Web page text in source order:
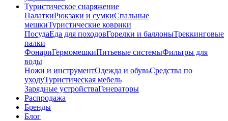
Туристическое снаряжение
ПалаткиРюкзаки и сумкиСпальные
мешкиТуристические коврики
ПосудаЕда для походовГорелки и баллоныТреккинговые
палки
ФонариГермомешкиПитьевые системыФильтры для
воды
Ножи и инструментОдежда и обувьСредства по
уходуТуристическая мебель
Зарядные устройстваГенераторы
Распродажа
Бренды
Блог